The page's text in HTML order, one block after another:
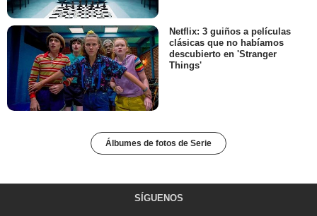
Netflix: 3 guiños a películas
clásicas que no habíamos
descubierto en 'Stranger
Things'
Álbumes de fotos de Serie
SÍGUENOS